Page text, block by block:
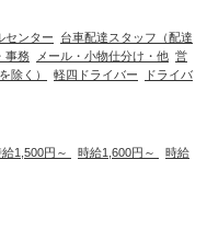
センター
台車配達スタッフ（配達
事務 メール・小物仕分け・他 営
除く） 軽四ドライバー
ドライバ
1,500円～ 時給1,600円～
時給